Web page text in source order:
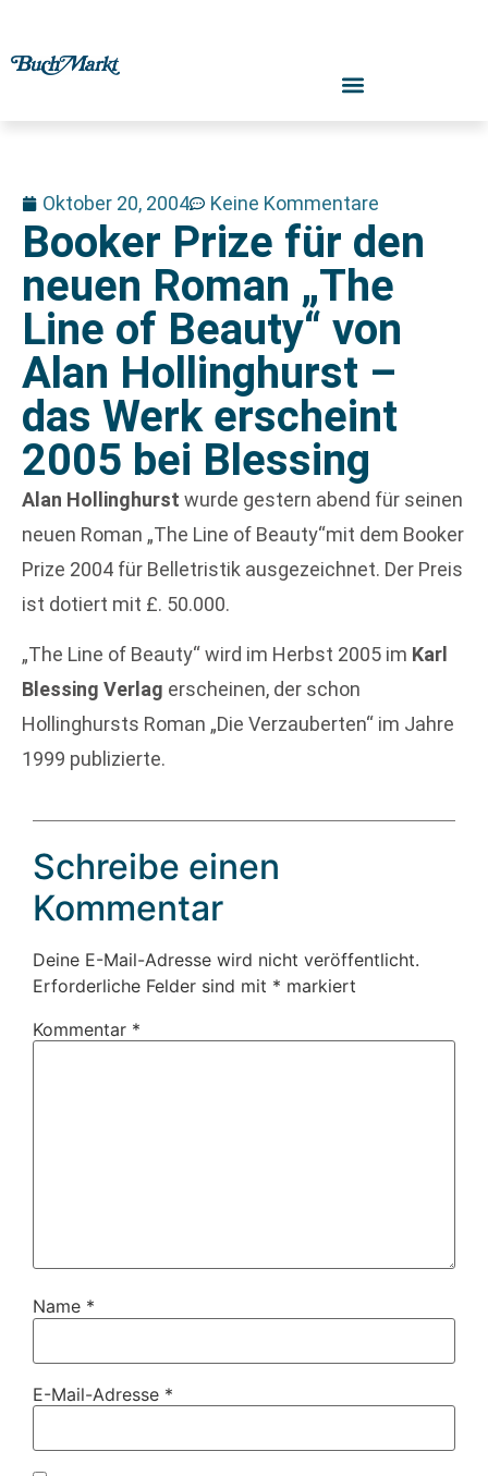
Oktober 20, 2004 Keine Kommentare
Booker Prize für den
neuen Roman „The
Line of Beauty“ von
Alan Hollinghurst –
das Werk erscheint
2005 bei Blessing
Alan Hollinghurst wurde gestern abend für seinen
neuen Roman „The Line of Beauty“mit dem Booker
Prize 2004 für Belletristik ausgezeichnet. Der Preis
ist dotiert mit £. 50.000.
„The Line of Beauty“ wird im Herbst 2005 im Karl
Blessing Verlag erscheinen, der schon
Hollinghursts Roman „Die Verzauberten“ im Jahre
1999 publizierte.
Schreibe einen
Kommentar
Deine E-Mail-Adresse wird nicht veröffentlicht.
Erforderliche Felder sind mit * markiert
Kommentar *
Name *
E-Mail-Adresse *